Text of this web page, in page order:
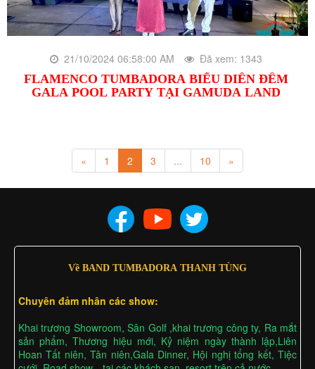
21/10/2024 06:58:00 AM Đã xem: 1343
FLAMENCO TUMBADORA BIỂU DIỄN ĐÊM
GALA POOL PARTY TẠI GAMUDA LAND
« 1 2 3 ... 10 »
Về BAND TUMBADORA THANH TÙNG
Chuyên đảm nhân các show:
Khai trương Showroom, Sân Golf ,khai trương công ty, Ra mắt
sản phẩm, Thương hiệu mới, Kỷ niệm ngày thành lập,Liên
Hoan Tất niên, Tân niên,Gala Dinner, Hội nghị tổng kết, Tiệc